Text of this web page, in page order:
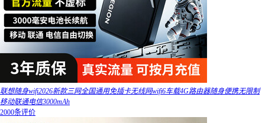
联想随身wifi2026新款三网全国通用免插卡无线网wifi6车载4G路由器随身便携无限制
移动联通电信3000mAh
2000条评价